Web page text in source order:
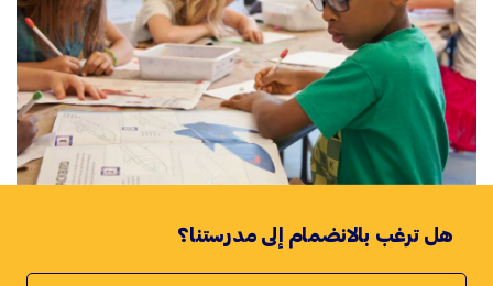
هل ترغب بالانضمام إلى مدرستنا؟